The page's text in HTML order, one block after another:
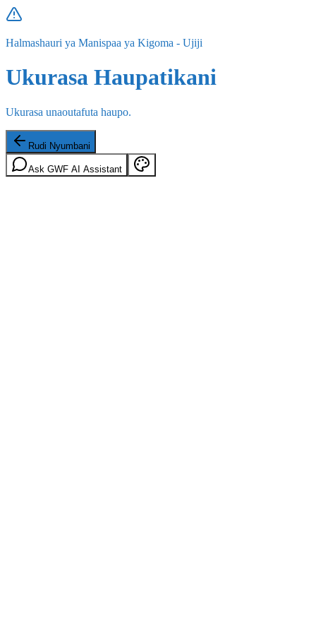
Halmashauri ya Manispaa ya Kigoma - Ujiji
Ukurasa Haupatikani
Ukurasa unaoutafuta haupo.
Rudi Nyumbani
Ask GWF AI Assistant